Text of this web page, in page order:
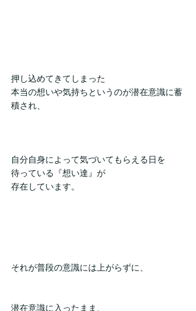
押し込めてきてしまった
本当の想いや気持ちというのが潜在意識に蓄
積され、
自分自身によって気づいてもらえる日を
待っている『想い達』が
存在しています。
それが普段の意識には上がらずに、
潜在意識に入ったまま、